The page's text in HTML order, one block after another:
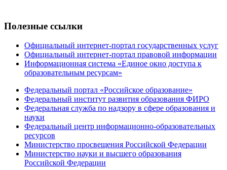
Полезные ссылки
Официальный интернет-портал государственных услуг
Официальный интернет-портал правовой информации
Информационная система «Единое окно доступа к
образовательным ресурсам»
Федеральный портал «Российское образование»
Федеральный институт развития образования ФИРО
Федеральная служба по надзору в сфере образования и
науки
Федеральный центр информационно-образовательных
ресурсов
Министерство просвещения Российской Федерации
Министерство науки и высшего образования
Российской Федерации